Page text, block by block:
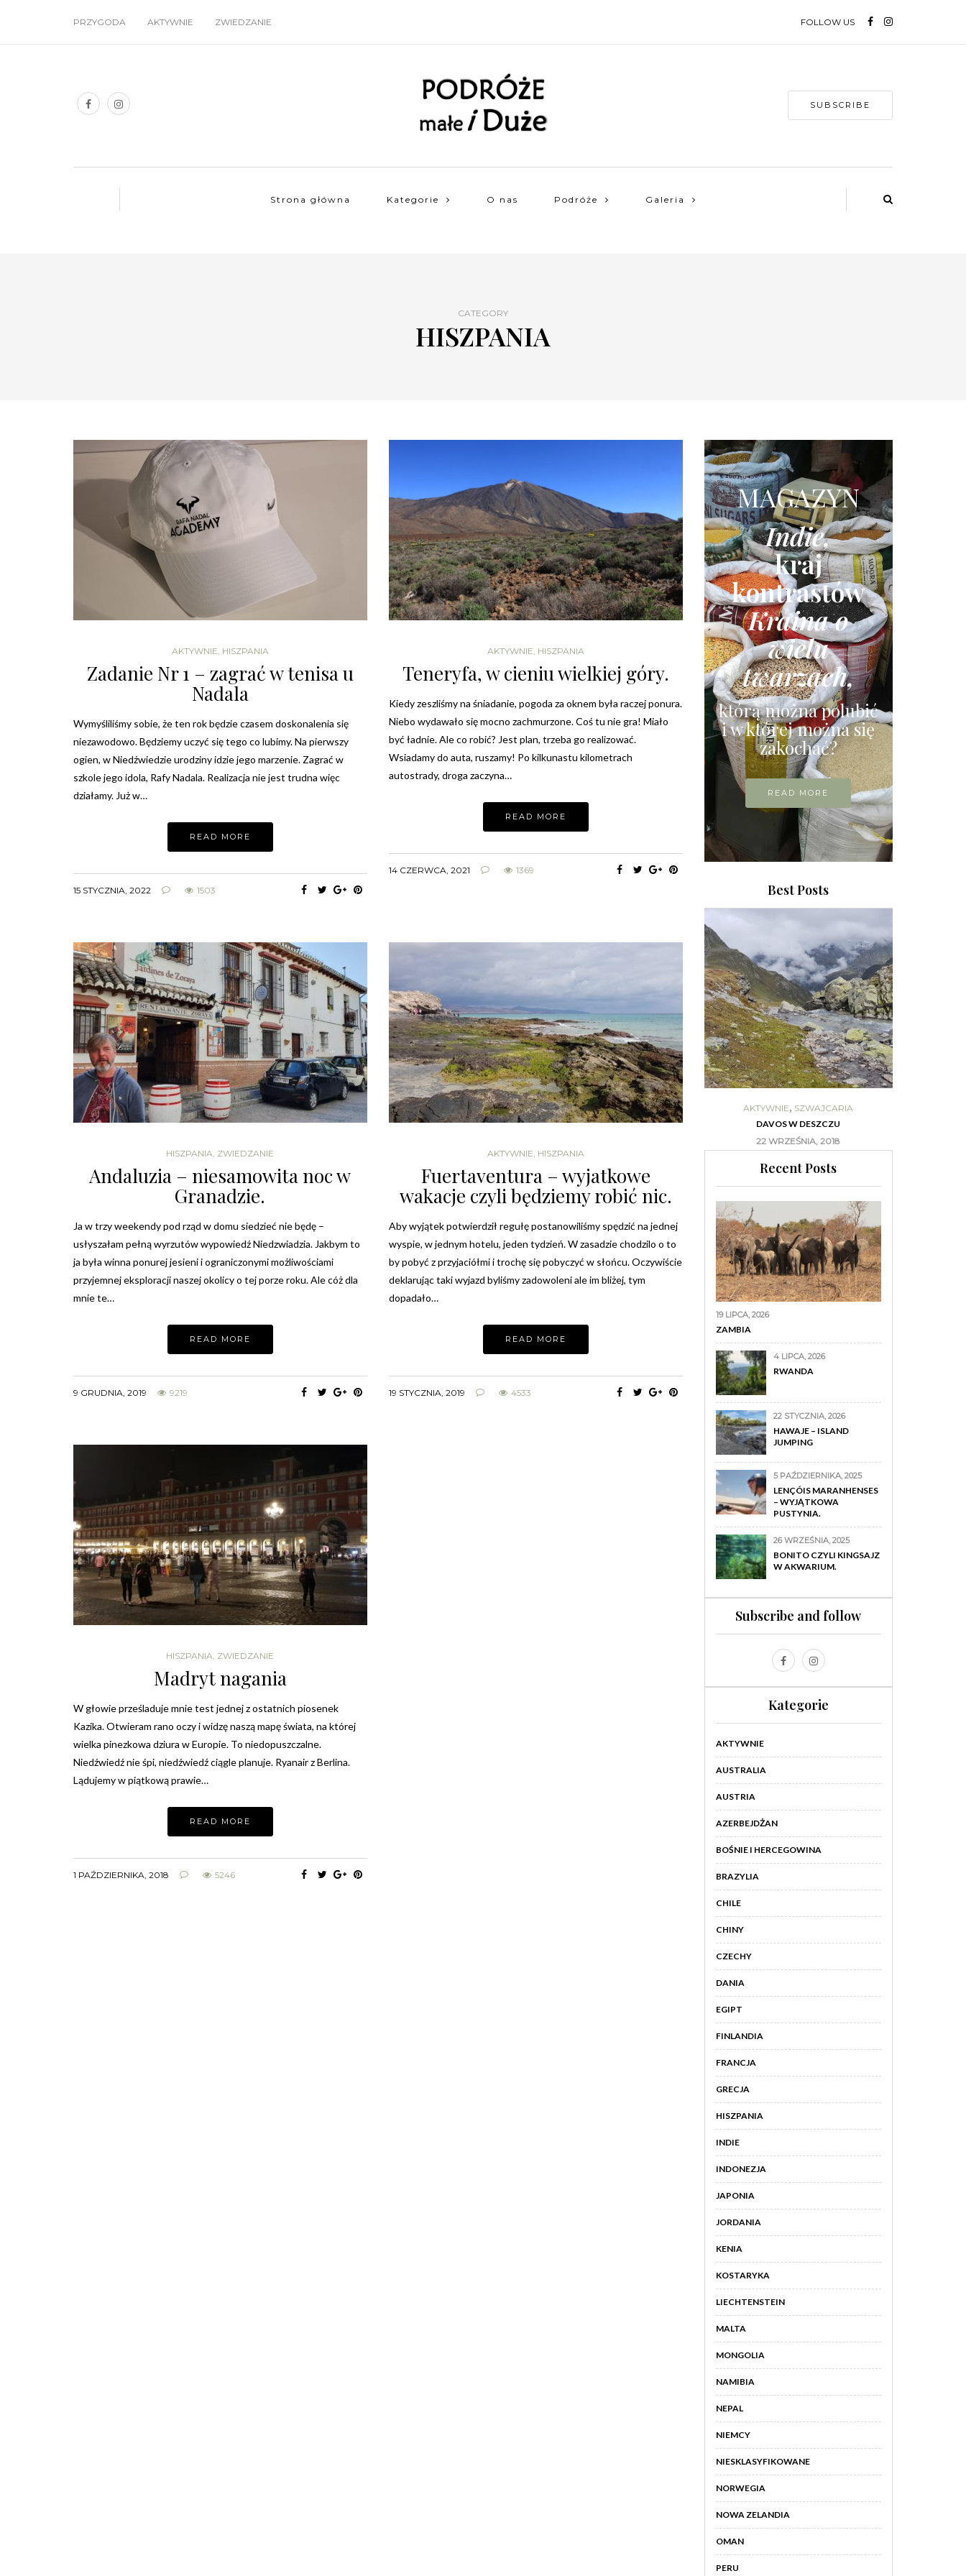
PRZYGODA AKTYWNIE ZWIEDZANIE FOLLOW US
SUBSCRIBE
Strona główna Kategorie O nas Podróże Galeria
CATEGORY
HISZPANIA
AKTYWNIE HISZPANIA
Zadanie Nr 1 – zagrać w tenisa u
Nadala
Wymyśliliśmy sobie, że ten rok będzie czasem doskonalenia się
niezawodowo. Będziemy uczyć się tego co lubimy. Na pierwszy
ogien, w Niedźwiedzie urodziny idzie jego marzenie. Zagrać w
szkole jego idola, Rafy Nadala. Realizacja nie jest trudna więc
działamy. Już w…
READ MORE
15 STYCZNIA, 2022 1503
AKTYWNIE HISZPANIA
Teneryfa, w cieniu wielkiej góry.
Kiedy zeszliśmy na śniadanie, pogoda za oknem była raczej ponura.
Niebo wydawało się mocno zachmurzone. Coś tu nie gra! Miało
być ładnie. Ale co robić? Jest plan, trzeba go realizować.
Wsiadamy do auta, ruszamy! Po kilkunastu kilometrach
autostrady, droga zaczyna…
READ MORE
14 CZERWCA, 2021 1369
HISZPANIA ZWIEDZANIE
Andaluzia – niesamowita noc w
Granadzie.
Ja w trzy weekendy pod rząd w domu siedzieć nie będę –
usłyszałam pełną wyrzutów wypowiedź Niedzwiadzia. Jakbym to
ja była winna ponurej jesieni i ograniczonymi możliwościami
przyjemnej eksploracji naszej okolicy o tej porze roku. Ale cóż dla
mnie te…
READ MORE
9 GRUDNIA, 2019 9219
AKTYWNIE HISZPANIA
Fuertaventura – wyjatkowe
wakacje czyli będziemy robić nic.
Aby wyjątek potwierdził regułę postanowiliśmy spędzić na jednej
wyspie, w jednym hotelu, jeden tydzień. W zasadzie chodzilo o to
by pobyć z przyjaciółmi i trochę się pobyczyć w słońcu. Oczywiście
deklarując taki wyjazd byliśmy zadowoleni ale im bliżej, tym
dopadało…
READ MORE
19 STYCZNIA, 2019 4533
HISZPANIA ZWIEDZANIE
Madryt nagania
W głowie prześladuje mnie test jednej z ostatnich piosenek
Kazika. Otwieram rano oczy i widzę naszą mapę świata, na której
wielka pinezkowa dziura w Europie. To niedopuszczalne.
Niedźwiedź nie śpi, niedźwiedź ciągle planuje. Ryanair z Berlina.
Lądujemy w piątkową prawie…
READ MORE
1 PAŹDZIERNIKA, 2018 5246
MAGAZYN
Indie,
kraj
kontrastów
Kraina o
wielu
twarzach,
którą można polubić
i w której można się
zakochać?
READ MORE
Best Posts
AKTYWNIE,WŁOCHY
DOLOMITY JESIENIĄ?
JORDANIA,ZWIEDZANIE
JORDANIA – AMMAN, JERASH I MADABA
GRECJA,ZWIEDZANIE
GRECJA WEEKENDOWO!
AKTYWNIE, SZWAJCARIA
DAVOS W DESZCZU
22 WRZEŚNIA, 2018
Recent Posts
19 LIPCA, 2026
ZAMBIA
4 LIPCA, 2026
RWANDA
22 STYCZNIA, 2026
HAWAJE – ISLAND
JUMPING
5 PAŹDZIERNIKA, 2025
LENÇÓIS MARANHENSES
– WYJĄTKOWA
PUSTYNIA.
26 WRZEŚNIA, 2025
BONITO CZYLI KINGSAJZ
W AKWARIUM.
Subscribe and follow
Kategorie
AKTYWNIE
AUSTRALIA
AUSTRIA
AZERBEJDŻAN
BOŚNIE I HERCEGOWINA
BRAZYLIA
CHILE
CHINY
CZECHY
DANIA
EGIPT
FINLANDIA
FRANCJA
GRECJA
HISZPANIA
INDIE
INDONEZJA
JAPONIA
JORDANIA
KENIA
KOSTARYKA
LIECHTENSTEIN
MALTA
MONGOLIA
NAMIBIA
NEPAL
NIEMCY
NIESKLASYFIKOWANE
NORWEGIA
NOWA ZELANDIA
OMAN
PERU